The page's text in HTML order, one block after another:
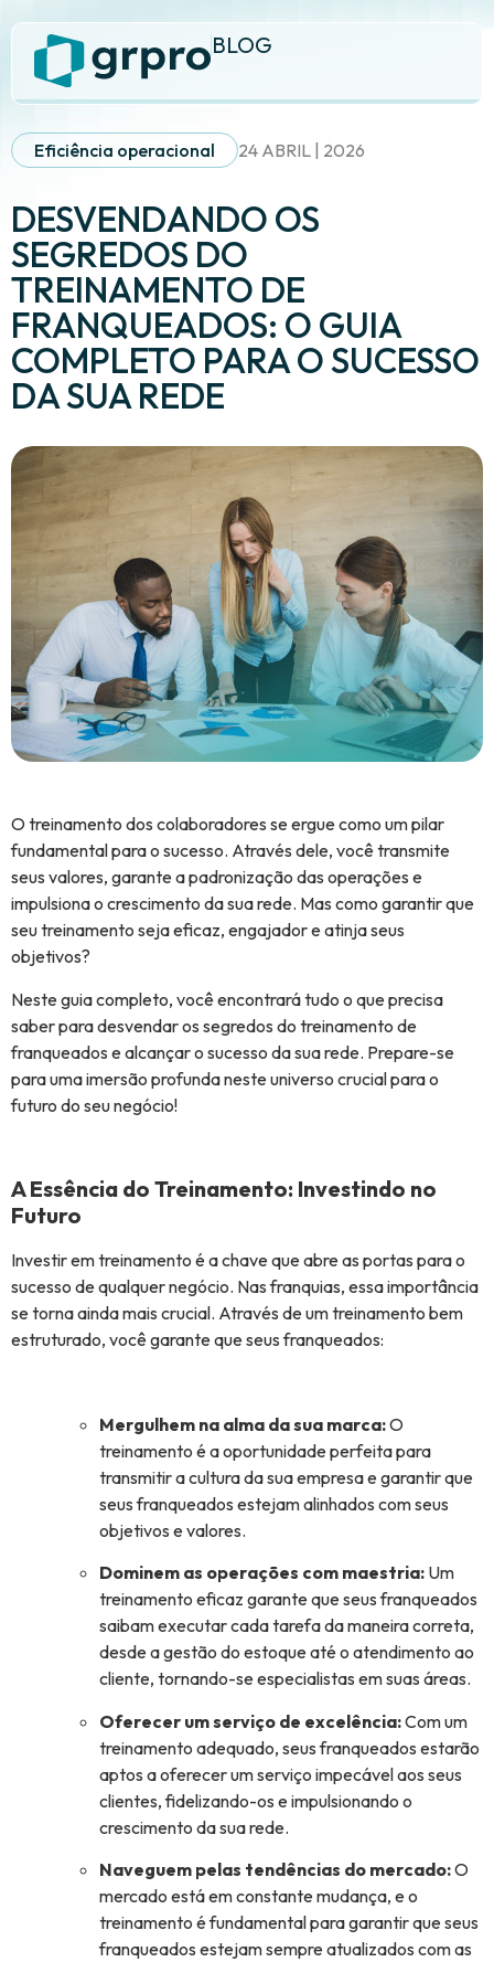
BLOG
Eficiência operacional 24 ABRIL | 2026
DESVENDANDO OS
SEGREDOS DO
TREINAMENTO DE
FRANQUEADOS: O GUIA
COMPLETO PARA O SUCESSO
DA SUA REDE
O treinamento dos colaboradores se ergue como um pilar
fundamental para o sucesso. Através dele, você transmite
seus valores, garante a padronização das operações e
impulsiona o crescimento da sua rede. Mas como garantir que
seu treinamento seja eficaz, engajador e atinja seus
objetivos?
Neste guia completo, você encontrará tudo o que precisa
saber para desvendar os segredos do treinamento de
franqueados e alcançar o sucesso da sua rede. Prepare-se
para uma imersão profunda neste universo crucial para o
futuro do seu negócio!
A Essência do Treinamento: Investindo no
Futuro
Investir em treinamento é a chave que abre as portas para o
sucesso de qualquer negócio. Nas franquias, essa importância
se torna ainda mais crucial. Através de um treinamento bem
estruturado, você garante que seus franqueados:
Mergulhem na alma da sua marca:O
treinamento é a oportunidade perfeita para
transmitir a cultura da sua empresa e garantir que
seus franqueados estejam alinhados com seus
objetivos e valores.
Dominem as operações com maestria: Um
treinamento eficaz garante que seus franqueados
saibam executar cada tarefa da maneira correta,
desde a gestão do estoque até o atendimento ao
cliente, tornando-se especialistas em suas áreas.
Oferecer um serviço de excelência:Com um
treinamento adequado, seus franqueados estarão
aptos a oferecer um serviço impecável aos seus
clientes, fidelizando-os e impulsionando o
crescimento da sua rede.
Naveguem pelas tendências do mercado:O
mercado está em constante mudança, e o
treinamento é fundamental para garantir que seus
franqueados estejam sempre atualizados com as